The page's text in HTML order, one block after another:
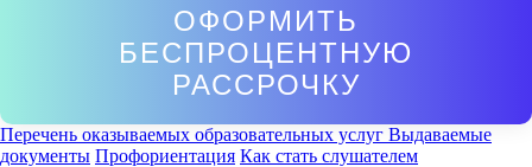
ОФОРМИТЬ
БЕСПРОЦЕНТНУЮ
РАССРОЧКУ
Перечень оказываемых образовательных услуг Выдаваемые
документы Профориентация Как стать слушателем